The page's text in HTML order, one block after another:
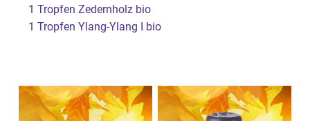
1 Tropfen Zedernholz bio
1 Tropfen Ylang-Ylang I bio